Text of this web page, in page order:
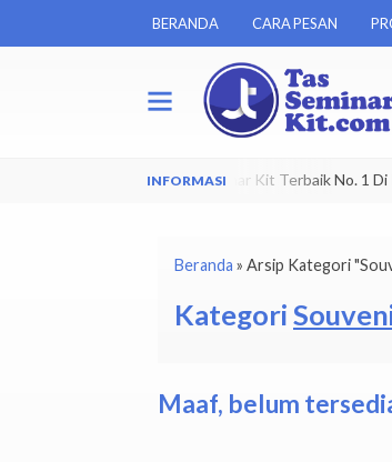
BERANDA CARA PESAN
Tas Seminar Kit Terbaik No. 1 Di
Beranda » Arsip Kategori
Kategori
Maaf, belum